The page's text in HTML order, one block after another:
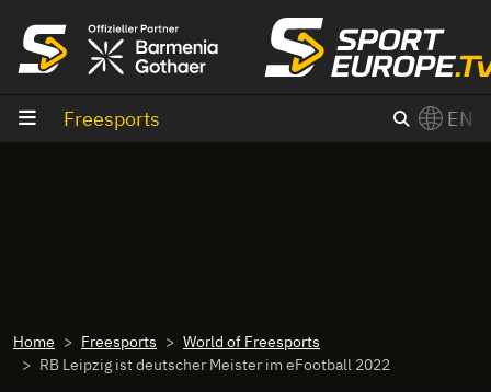
Freesports EN
Home Freesports
World of Freesports
RB Leipzig ist deutscher Meister im eFootball 2022